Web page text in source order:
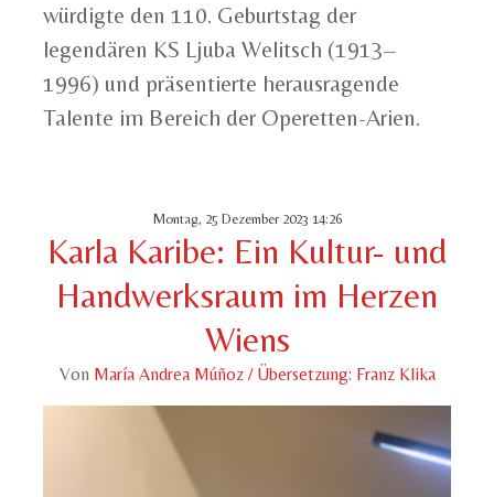
würdigte den 110. Geburtstag der
legendären KS Ljuba Welitsch (1913–
1996) und präsentierte herausragende
Talente im Bereich der Operetten-Arien.
Montag, 25 Dezember 2023 14:26
Karla Karibe: Ein Kultur- und
Handwerksraum im Herzen
Wiens
Von María Andrea Múñoz / Übersetzung: Franz Klika